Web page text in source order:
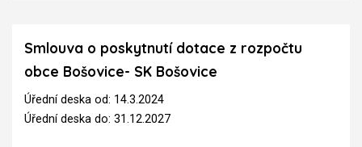
Smlouva o poskytnutí dotace z rozpočtu
obce Bošovice- SK Bošovice
Úřední deska od: 14.3.2024
Úřední deska do: 31.12.2027